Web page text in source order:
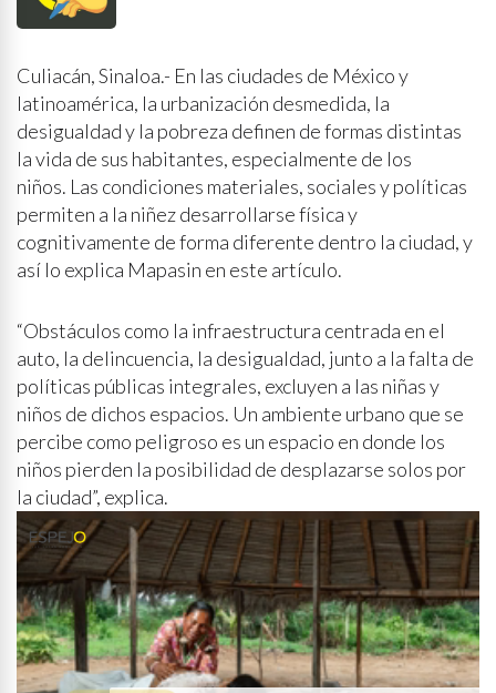
Culiacán, Sinaloa.- En las ciudades de México y
latinoamérica, la urbanización desmedida, la
desigualdad y la pobreza definen de formas distintas
la vida de sus habitantes, especialmente de los
niños. Las condiciones materiales, sociales y políticas
permiten a la niñez desarrollarse física y
cognitivamente de forma diferente dentro la ciudad, y
así lo explica Mapasin en este artículo.
“Obstáculos como la infraestructura centrada en el
auto, la delincuencia, la desigualdad, junto a la falta de
políticas públicas integrales, excluyen a las niñas y
niños de dichos espacios. Un ambiente urbano que se
percibe como peligroso es un espacio en donde los
niños pierden la posibilidad de desplazarse solos por
la ciudad”, explica.